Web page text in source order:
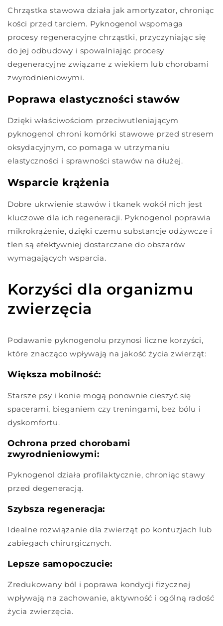
Chrząstka stawowa działa jak amortyzator, chroniąc
kości przed tarciem. Pyknogenol wspomaga
procesy regeneracyjne chrząstki, przyczyniając się
do jej odbudowy i spowalniając procesy
degeneracyjne związane z wiekiem lub chorobami
zwyrodnieniowymi.
Poprawa elastyczności stawów
Dzięki właściwościom przeciwutleniającym
pyknogenol chroni komórki stawowe przed stresem
oksydacyjnym, co pomaga w utrzymaniu
elastyczności i sprawności stawów na dłużej.
Wsparcie krążenia
Dobre ukrwienie stawów i tkanek wokół nich jest
kluczowe dla ich regeneracji. Pyknogenol poprawia
mikrokrążenie, dzięki czemu substancje odżywcze i
tlen są efektywniej dostarczane do obszarów
wymagających wsparcia.
Korzyści dla organizmu
zwierzęcia
Podawanie pyknogenolu przynosi liczne korzyści,
które znacząco wpływają na jakość życia zwierząt:
Większa mobilność:
Starsze psy i konie mogą ponownie cieszyć się
spacerami, bieganiem czy treningami, bez bólu i
dyskomfortu.
Ochrona przed chorobami
zwyrodnieniowymi:
Pyknogenol działa profilaktycznie, chroniąc stawy
przed degeneracją.
Szybsza regeneracja:
Idealne rozwiązanie dla zwierząt po kontuzjach lub
zabiegach chirurgicznych.
Lepsze samopoczucie:
Zredukowany ból i poprawa kondycji fizycznej
wpływają na zachowanie, aktywność i ogólną radość
życia zwierzęcia.